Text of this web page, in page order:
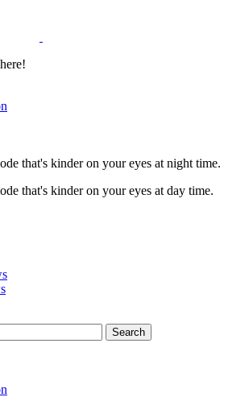
that's kinder on your eyes at night time.
that's kinder on your eyes at day time.
Search